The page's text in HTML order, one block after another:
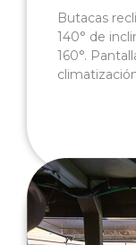
Butacas
140° de
160°.